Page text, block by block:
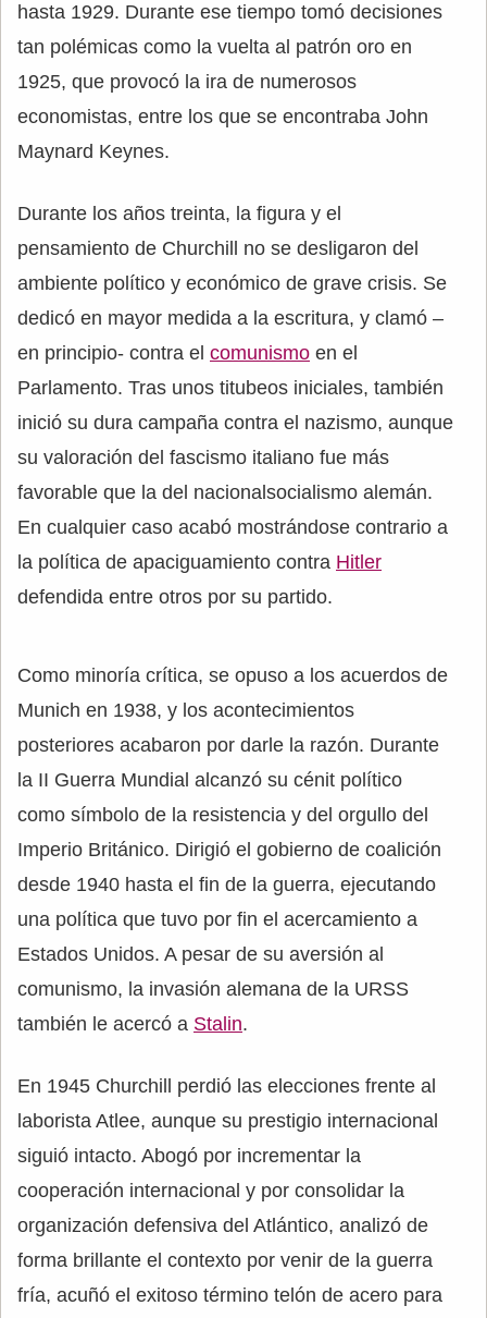
hasta 1929. Durante ese tiempo tomó decisiones
tan polémicas como la vuelta al patrón oro en
1925, que provocó la ira de numerosos
economistas, entre los que se encontraba John
Maynard Keynes.
Durante los años treinta, la figura y el
pensamiento de Churchill no se desligaron del
ambiente político y económico de grave crisis. Se
dedicó en mayor medida a la escritura, y clamó –
en principio- contra el comunismo en el
Parlamento. Tras unos titubeos iniciales, también
inició su dura campaña contra el nazismo, aunque
su valoración del fascismo italiano fue más
favorable que la del nacionalsocialismo alemán.
En cualquier caso acabó mostrándose contrario a
la política de apaciguamiento contra Hitler
defendida entre otros por su partido.
Como minoría crítica, se opuso a los acuerdos de
Munich en 1938, y los acontecimientos
posteriores acabaron por darle la razón. Durante
la II Guerra Mundial alcanzó su cénit político
como símbolo de la resistencia y del orgullo del
Imperio Británico. Dirigió el gobierno de coalición
desde 1940 hasta el fin de la guerra, ejecutando
una política que tuvo por fin el acercamiento a
Estados Unidos. A pesar de su aversión al
comunismo, la invasión alemana de la URSS
también le acercó a Stalin.
En 1945 Churchill perdió las elecciones frente al
laborista Atlee, aunque su prestigio internacional
siguió intacto. Abogó por incrementar la
cooperación internacional y por consolidar la
organización defensiva del Atlántico, analizó de
forma brillante el contexto por venir de la guerra
fría, acuñó el exitoso término telón de acero para